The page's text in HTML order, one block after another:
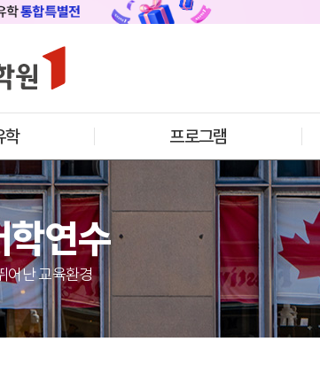
학 프로그램
프로모션
학
프
안내
몰타
몰타 어학연수 안내
과정소개
프로모션
필
필
프
학
학연수
어난 교육환경